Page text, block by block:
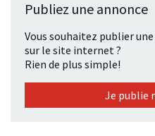
Publiez une annonce
Vous souhaitez publier
sur le site internet ?
Rien de plus simple!
Je publie